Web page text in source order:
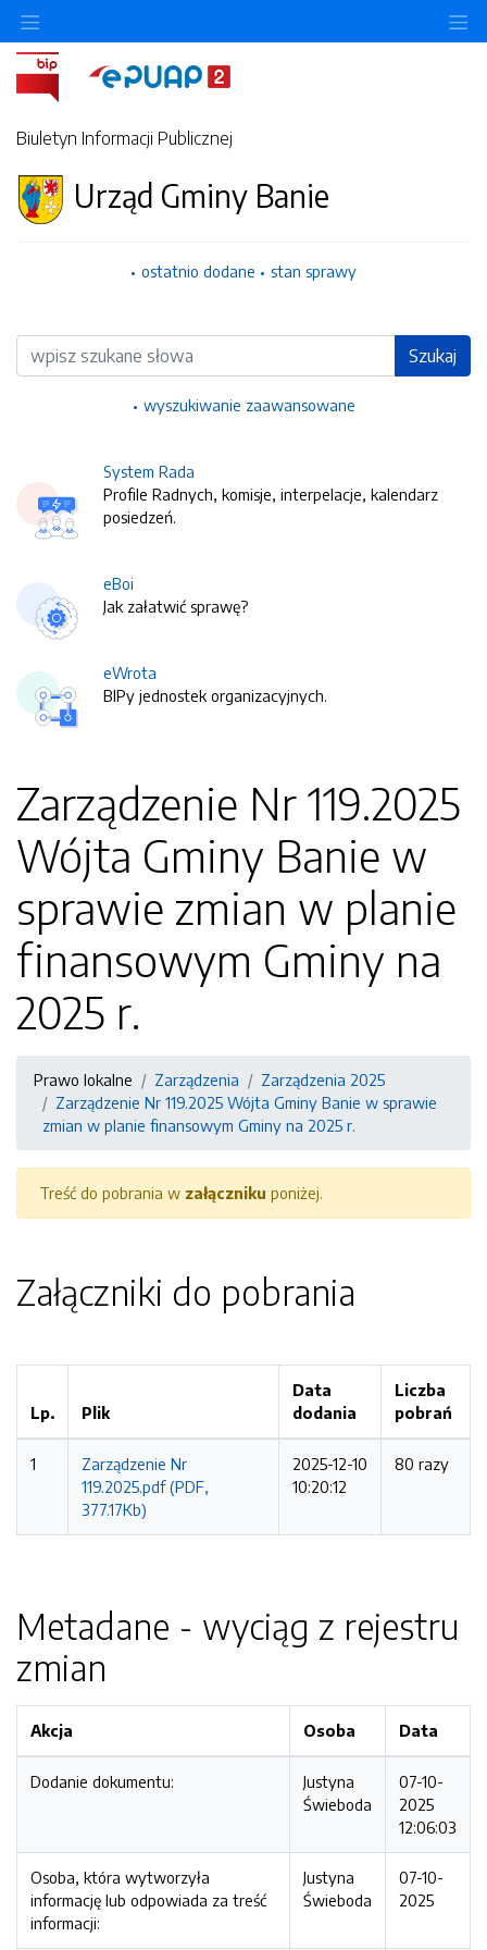
Biuletyn Informacji Publicznej
Urząd Gminy Banie
ostatnio dodane stan sprawy
Wyszukiwarka Szukaj
wyszukiwanie zaawansowane
System Rada
Profile Radnych, komisje, interpelacje, kalendarz
posiedzeń.
eBoi
Jak załatwić sprawę?
eWrota
BIPy jednostek organizacyjnych.
Zarządzenie Nr 119.2025
Wójta Gminy Banie w
sprawie zmian w planie
finansowym Gminy na
2025 r.
Prawo lokalne Zarządzenia
Zarządzenia 2025
Zarządzenie Nr 119.2025 Wójta Gminy Banie w sprawie
zmian w planie finansowym Gminy na 2025 r.
Treść do pobrania w załączniku poniżej.
Załączniki do pobrania
Lp. Plik
Data
dodania
Liczba
pobrań
1
Zarządzenie Nr
119.2025.pdf (PDF,
377.17Kb)
2025-12-10
10:20:12
80 razy
Metadane - wyciąg z rejestru
zmian
Akcja Osoba Data
Dodanie dokumentu:
Justyna
Świeboda
07-10-
2025
12:06:03
Osoba, która wytworzyła
informację lub odpowiada za treść
informacji:
Justyna
Świeboda
07-10-
2025